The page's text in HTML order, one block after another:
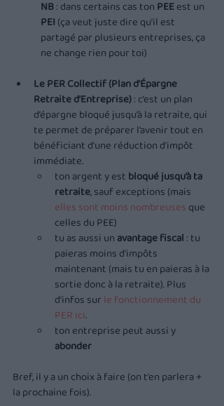
NB : dans certains cas ton PEE est un
PEI (ça veut juste dire qu’il est
partagé par plusieurs entreprises, ça
ne change rien pour toi)
Le PER Collectif (Plan d’Épargne
Retraite d’Entreprise) : c’est un plan
d’épargne bloqué jusqu’à la retraite, qui
te permet de préparer l’avenir tout en
bénéficiant d’une réduction d’impôt
immédiate.
ton argent y est bloqué jusqu’à ta
retraite, sauf exceptions (mais
elles sont moins nombreuses que
celles du PEE)
tu as aussi un avantage fiscal : tu
paieras moins d’impôts
maintenant (mais tu en paieras à la
sortie donc à la retraite). Plus
d’infos sur le fonctionnement du
PER ici.
ton entreprise peut aussi y
abonder
Bref, il y a un choix à faire (on t’en parlera +
la prochaine fois).